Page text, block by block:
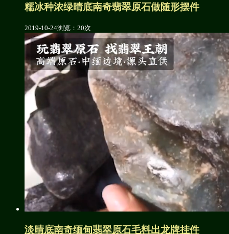
糯冰种浓绿晴底南奇翡翠原石做随形摆件
2019-10-24浏览：20次
淡晴底南奇缅甸翡翠原石毛料出龙牌挂件